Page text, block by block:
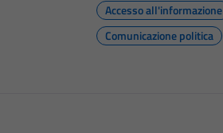
Accesso all'informazione
Comunicazione politica